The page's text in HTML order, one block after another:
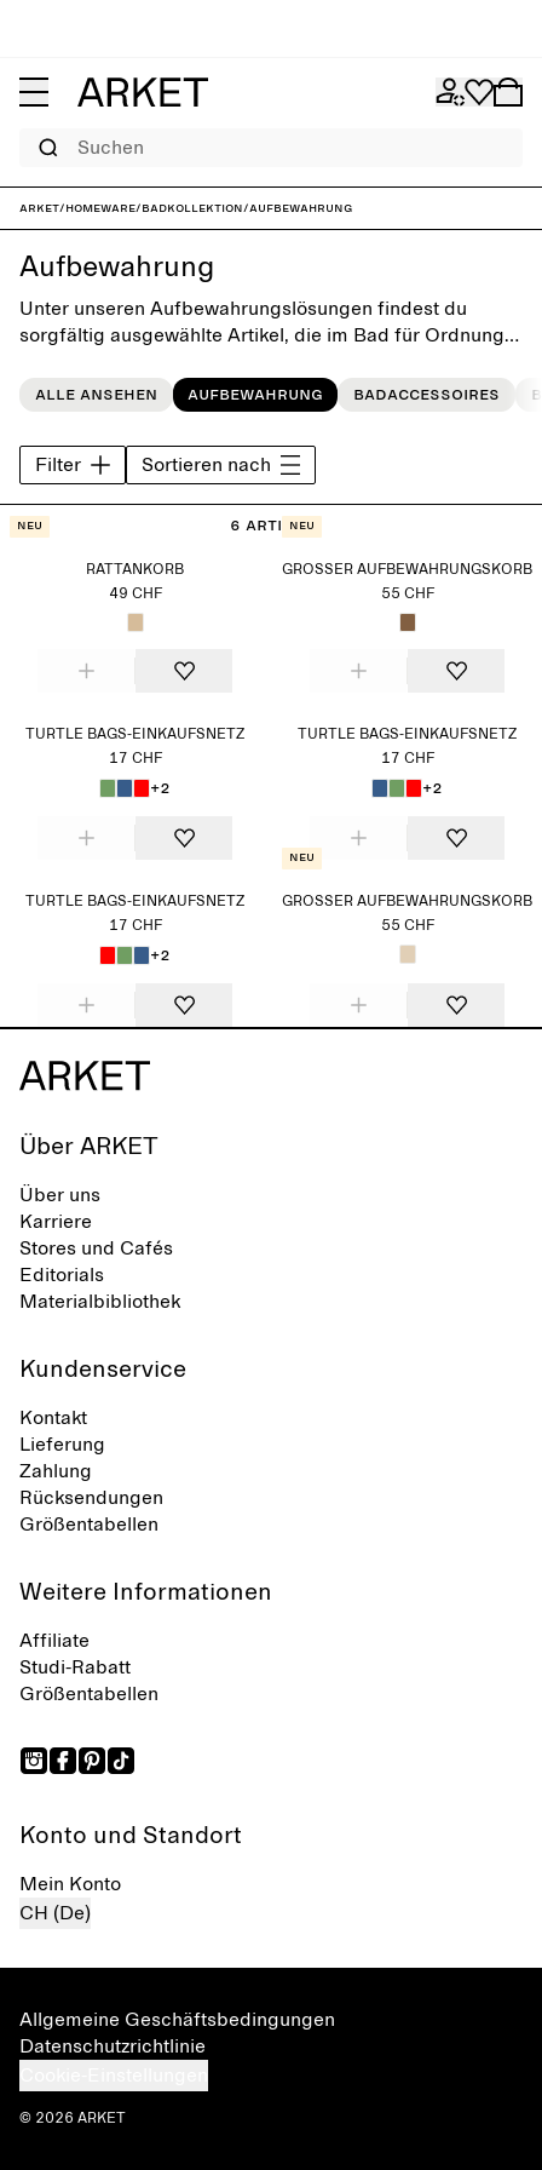
Suchen
ARKET/Homeware/Badkollektion/Aufbewahrung
Aufbewahrung
Unter unseren Aufbewahrungslösungen findest du
sorgfältig ausgewählte Artikel, die im Bad für Ordnung
Größen erhältlich und erfüllen somit alle deine
Alle ansehen Aufbewahrung Badaccessoires
Filter Sortieren nach
6 Artikel
Neu
RATTANKORB
49 CHF
Neu
GROSSER AUFBEWAHRUNGSKORB
55 CHF
TURTLE BAGS-EINKAUFSNETZ
17 CHF
+2
TURTLE BAGS-EINKAUFSNETZ
17 CHF
+2
TURTLE BAGS-EINKAUFSNETZ
17 CHF
+2
Neu
GROSSER AUFBEWAHRUNGSKORB
55 CHF
Über ARKET
Über uns
Karriere
Stores und Cafés
Editorials
Materialbibliothek
Kundenservice
Kontakt
Lieferung
Zahlung
Rücksendungen
Größentabellen
Weitere Informationen
Affiliate
Studi-Rabatt
Größentabellen
Konto und Standort
Mein Konto
CH (De)
Allgemeine Geschäftsbedingungen
Datenschutzrichtlinie
© 2026 ARKET